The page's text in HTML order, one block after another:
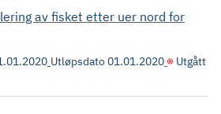
av fisket etter uer nord for
Utløpsdato01.01.2020 Utgått